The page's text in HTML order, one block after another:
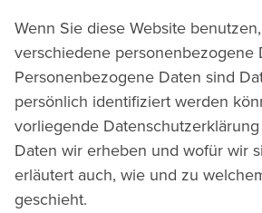
Wenn Sie diese Website
verschiedene personenbezogene
Personenbezogene Daten sind
persönlich identifiziert werden
vorliegende
Daten wir erheben und wofür wir
erläutert auch, wie und zu
geschieht.